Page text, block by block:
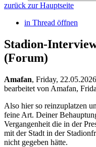
zurück zur Hauptseite
in Thread öffnen
Stadion-
(Forum)
Amafan, Friday,
bearbeitet von Amafan,
Also hier so reinzuplatzen
feine Art. Deiner
Vergangenheit die in der
mit der Stadt in der
nicht gegeben hätte.